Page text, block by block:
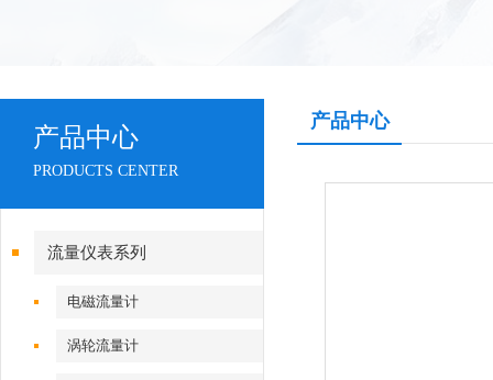
产品中心
PRODUCTS CENTER
流量仪表系列
电磁流量计
涡轮流量计
产品中心